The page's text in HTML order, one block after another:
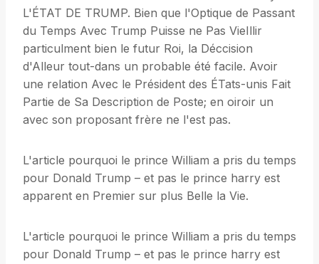
L'ÉTAT DE TRUMP. Bien que l'Optique de Passant
du Temps Avec Trump Puisse ne Pas VieIllir
particulment bien le futur Roi, la Déccision
d'Alleur tout-dans un probable été facile. Avoir
une relation Avec le Président des ÉTats-unis Fait
Partie de Sa Description de Poste; en oiroir un
avec son proposant frère ne l'est pas.
L'article pourquoi le prince William a pris du temps
pour Donald Trump – et pas le prince harry est
apparent en Premier sur plus Belle la Vie.
L'article pourquoi le prince William a pris du temps
pour Donald Trump – et pas le prince harry est